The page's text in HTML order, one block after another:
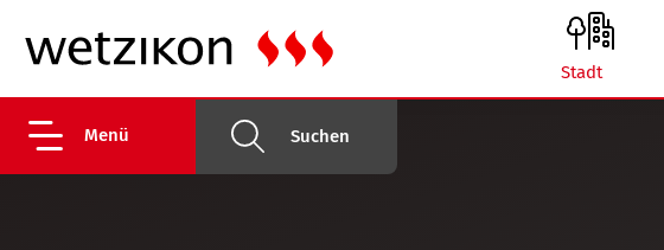
Menü Suchen
Stadt